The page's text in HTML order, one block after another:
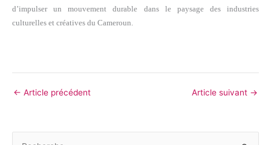
d’impulser un mouvement durable dans le paysage des industries
culturelles et créatives du Cameroun.
← Article précédent Article suivant →